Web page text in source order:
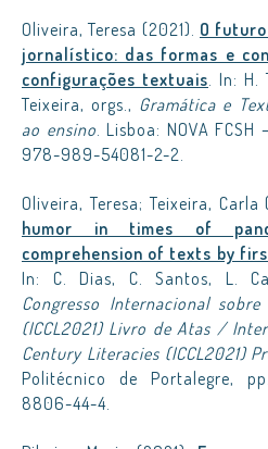
Oliveira, Teresa (2021). O
jornalístico: das formas e
configurações textuais. In: H.
Teixeira, orgs., Gramática e
ao ensino. Lisboa: NOVA FCSH
978-989-54081-2-2.
Oliveira, Teresa; Teixeira, Carla
humor in times of
comprehension of texts by
In: C. Dias, C. Santos, L.
Congresso Internacional
(ICCL2021) Livro de Atas /
Century Literacies (ICCL2021)
Politécnico de Portalegre,
8806-44-4.